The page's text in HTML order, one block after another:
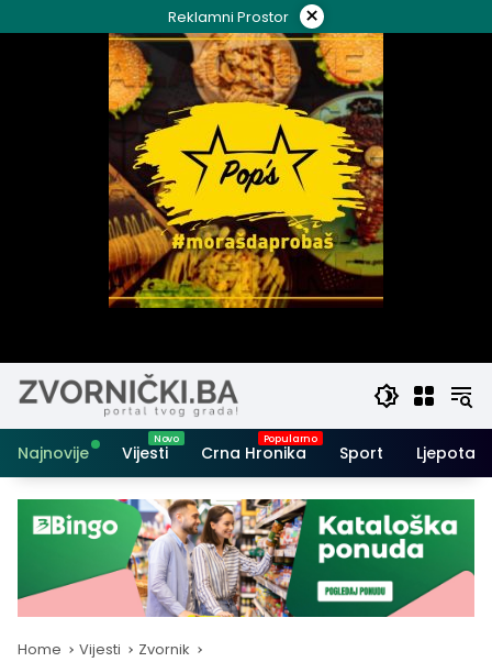
to
Reklamni Prostor ×
Najnovije Vijesti Crna Hronika Sport Ljepota i
Home Vijesti Zvornik